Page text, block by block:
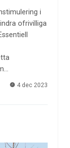
i
ofrivilliga
4 dec 2023